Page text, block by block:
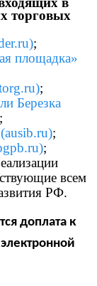
торговых
;
площадка»
;
Березка
;
;
всем
РФ.
доплата к